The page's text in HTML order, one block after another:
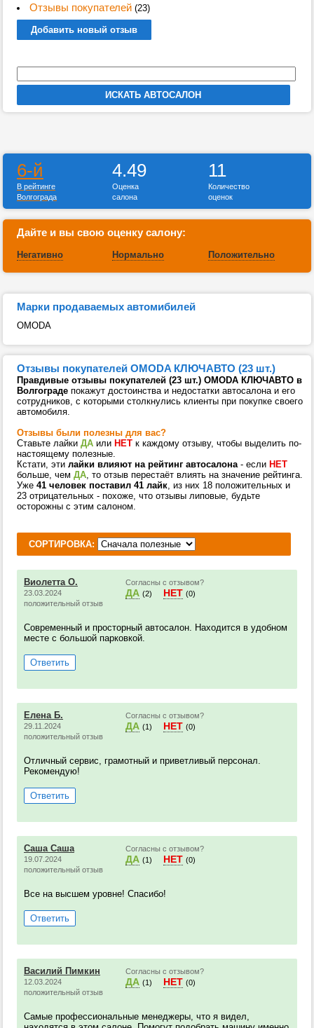
Отзывы покупателей(23)
Добавить новый отзыв
6-й
В рейтинге
Волгограда
4.49
Оценка
салона
11
Количество
оценок
Дайте и вы свою оценку салону:
Негативно Нормально Положительно
Марки продаваемых автомибилей
OMODA
Отзывы покупателей OMODA КЛЮЧАВТО (23 шт.)
Правдивые отзывы покупателей (23 шт.) OMODA КЛЮЧАВТО в
Волгограде покажут достоинства и недостатки автосалона и его
сотрудников, с которыми столкнулись клиенты при покупке своего
автомобиля.
Отзывы были полезны для вас?
Ставьте лайки ДА или НЕТ к каждому отзыву, чтобы выделить по-
настоящему полезные.
Кстати, эти лайки влияют на рейтинг автосалона- если НЕТ
больше, чем ДА, то отзыв перестаёт влиять на значение рейтинга.
Уже 41 человек поставил 41 лайк, из них 18 положительных и
23 отрицательных - похоже, что отзывы липовые, будьте
осторожны с этим салоном.
СОРТИРОВКА:
Виолетта О.
23.03.2024
положительный отзыв
Согласны с отзывом?
ДА (2) НЕТ (0)
Современный и просторный автосалон. Находится в удобном
месте с большой парковкой.
Ответить
Елена Б.
29.11.2024
положительный отзыв
Согласны с отзывом?
ДА (1) НЕТ (0)
Отличный сервис, грамотный и приветливый персонал.
Рекомендую!
Ответить
Саша Саша
19.07.2024
положительный отзыв
Согласны с отзывом?
ДА (1) НЕТ (0)
Все на высшем уровне! Спасибо!
Ответить
Василий Пимкин
12.03.2024
положительный отзыв
Согласны с отзывом?
ДА (1) НЕТ (0)
Самые профессиональные менеджеры, что я видел,